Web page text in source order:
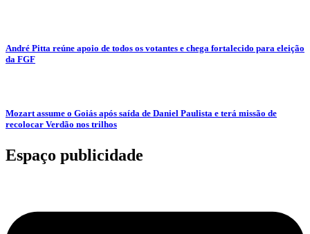
André Pitta reúne apoio de todos os votantes e chega fortalecido para eleição
da FGF
Mozart assume o Goiás após saída de Daniel Paulista e terá missão de
recolocar Verdão nos trilhos
Espaço publicidade